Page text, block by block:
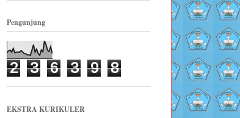
Pengunjung
2 3 6 3 9 8
EKSTRA KURIKULER